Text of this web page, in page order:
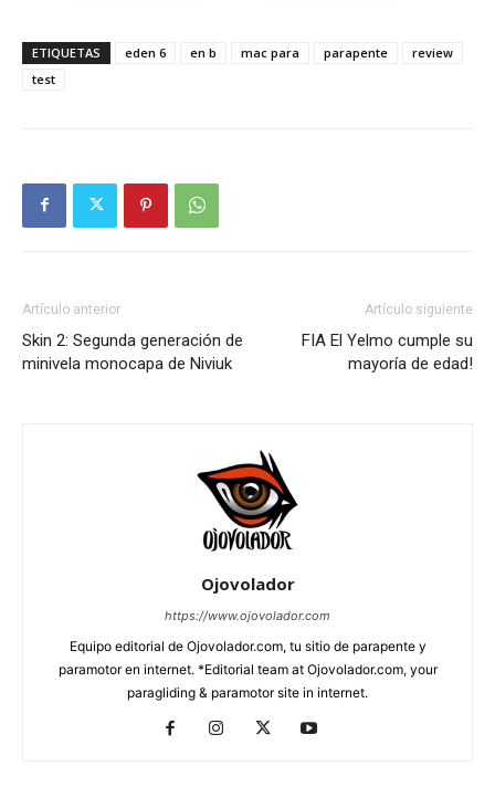
ETIQUETAS eden 6 en b mac para parapente
review
test
Artículo anterior
Skin 2: Segunda generación de
minivela monocapa de Niviuk
Artículo siguiente
FIA El Yelmo cumple su
mayoría de edad!
Ojovolador
https://www.ojovolador.com
Equipo editorial de Ojovolador.com, tu sitio de parapente y
paramotor en internet. *Editorial team at Ojovolador.com, your
paragliding & paramotor site in internet.